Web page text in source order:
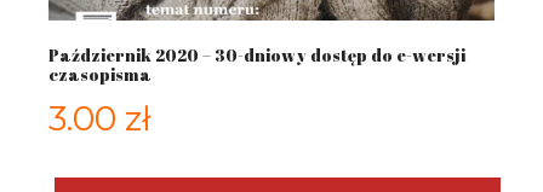
Październik 2020 – 30-dniowy dostęp do e-wersji
czasopisma
3.00 zł